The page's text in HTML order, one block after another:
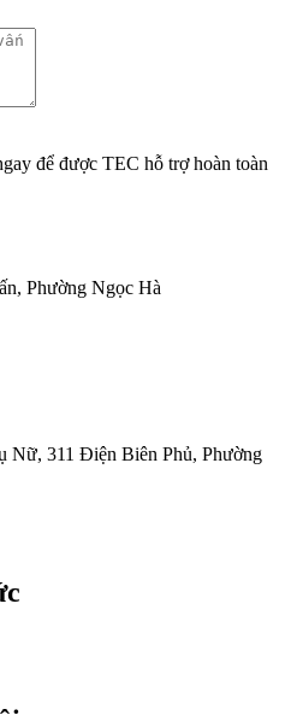
để được TEC hỗ trợ hoàn toàn
Phường Ngọc Hà
Nữ, 311 Điện Biên Phủ, Phường